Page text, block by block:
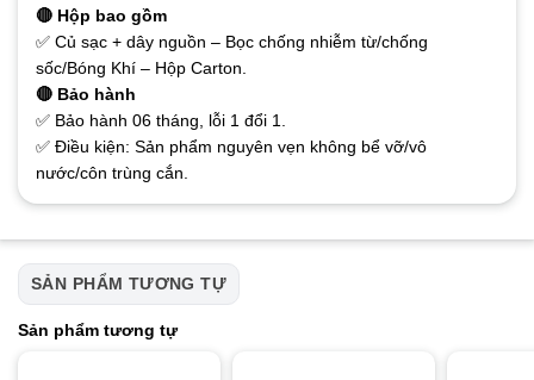
🔴 Hộp bao gồm
✅ Củ sạc + dây nguồn – Bọc chống nhiễm từ/chống
sốc/Bóng Khí – Hộp Carton.
🔴 Bảo hành
✅ Bảo hành 06 tháng, lỗi 1 đổi 1.
✅ Điều kiện: Sản phẩm nguyên vẹn không bể vỡ/vô
nước/côn trùng cắn.
SẢN PHẨM TƯƠNG TỰ
Sản phẩm tương tự